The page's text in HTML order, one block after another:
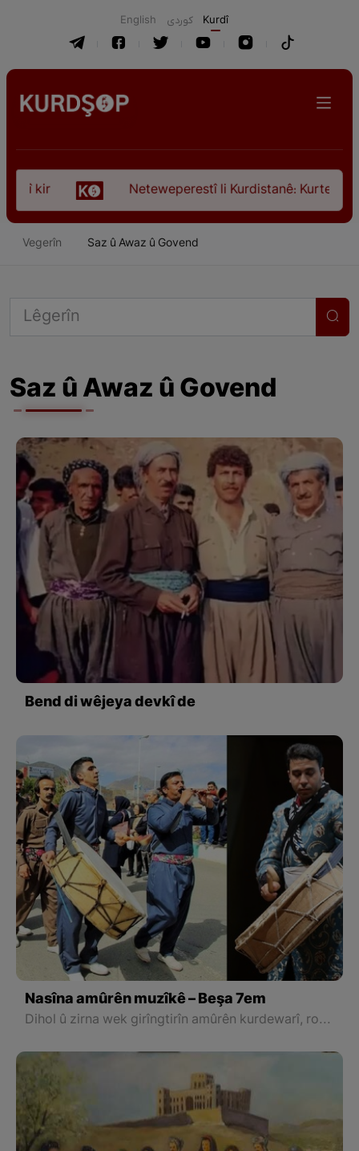
English كوردی Kurdî
Neteweperestî li Kurdistanê: Kurteya pêşveçûna
Vegerîn Saz û Awaz û Govend
Saz û Awaz û Govend
Bend di wêjeya devkî de
Nasîna amûrên muzîkê – Beşa 7em
Dihol û zirna wek girîngtirîn amûrên kurdewarî, rola bingehîn di nav çand û kultûra mirovê kurd de dilîze.